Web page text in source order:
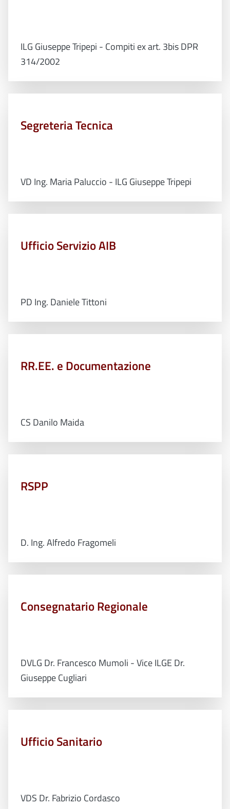
ILG Giuseppe Tripepi - Compiti ex art. 3bis DPR
314/2002
Segreteria Tecnica
VD Ing. Maria Paluccio - ILG Giuseppe Tripepi
Ufficio Servizio AIB
PD Ing. Daniele Tittoni
RR.EE. e Documentazione
CS Danilo Maida
RSPP
D. Ing. Alfredo Fragomeli
Consegnatario Regionale
DVLG Dr. Francesco Mumoli - Vice ILGE Dr.
Giuseppe Cugliari
Ufficio Sanitario
VDS Dr. Fabrizio Cordasco